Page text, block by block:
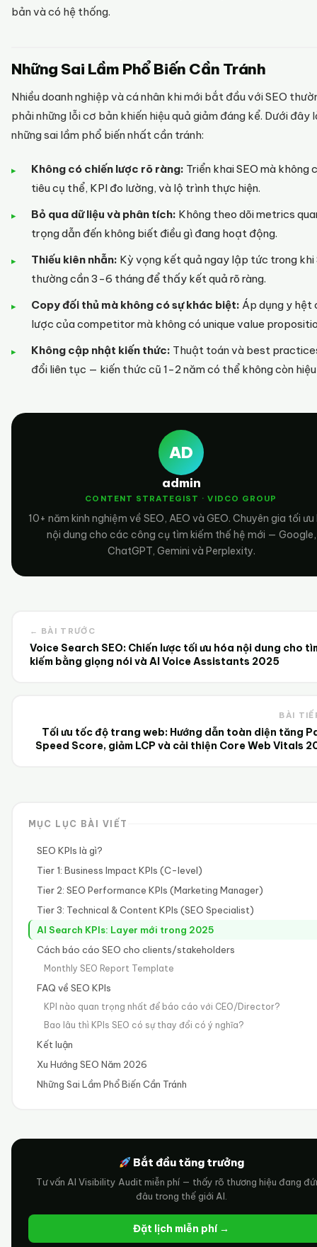
bản và có hệ thống.
Những Sai Lầm Phổ Biến Cần Tránh
Nhiều doanh nghiệp và cá nhân khi mới bắt đầu với SEO
phải những lỗi cơ bản khiến hiệu quả giảm đáng kể. Dưới đây
những sai lầm phổ biến nhất cần tránh:
Không có chiến lược rõ ràng: Triển khai SEO mà không
tiêu cụ thể, KPI đo lường, và lộ trình thực hiện.
Bỏ qua dữ liệu và phân tích: Không theo dõi metrics
trọng dẫn đến không biết điều gì đang hoạt động.
Thiếu kiên nhẫn: Kỳ vọng kết quả ngay lập tức trong khi
thường cần 3-6 tháng để thấy kết quả rõ ràng.
Copy đối thủ mà không có sự khác biệt: Áp dụng y hệt
lược của competitor mà không có unique value
Không cập nhật kiến thức: Thuật toán và best
đổi liên tục — kiến thức cũ 1-2 năm có thể không còn
AD
admin
CONTENT STRATEGIST · VIDCO GROUP
10+ năm kinh nghiệm về SEO, AEO và GEO. Chuyên gia tối ưu
nội dung cho các công cụ tìm kiếm thế hệ mới — Google,
ChatGPT, Gemini và Perplexity.
← BÀI TRƯỚC
Voice Search SEO: Chiến lược tối ưu hóa nội dung cho
kiếm bằng giọng nói và AI Voice Assistants 2025
BÀI
Tối ưu tốc độ trang web: Hướng dẫn toàn diện tăng
Speed Score, giảm LCP và cải thiện Core Web Vitals
MỤC LỤC BÀI VIẾT
SEO KPIs là gì?
Tier 1: Business Impact KPIs (C-level)
Tier 2: SEO Performance KPIs (Marketing Manager)
Tier 3: Technical & Content KPIs (SEO Specialist)
AI Search KPIs: Layer mới trong 2025
Cách báo cáo SEO cho clients/stakeholders
Monthly SEO Report Template
FAQ về SEO KPIs
KPI nào quan trọng nhất để báo cáo với CEO/Director?
Bao lâu thì KPIs SEO có sự thay đổi có ý nghĩa?
Kết luận
Xu Hướng SEO Năm 2026
Những Sai Lầm Phổ Biến Cần Tránh
Bắt đầu tăng trưởng
Tư vấn AI Visibility Audit miễn phí — thấy rõ thương hiệu đang
đâu trong thế giới AI.
Đặt lịch miễn phí →